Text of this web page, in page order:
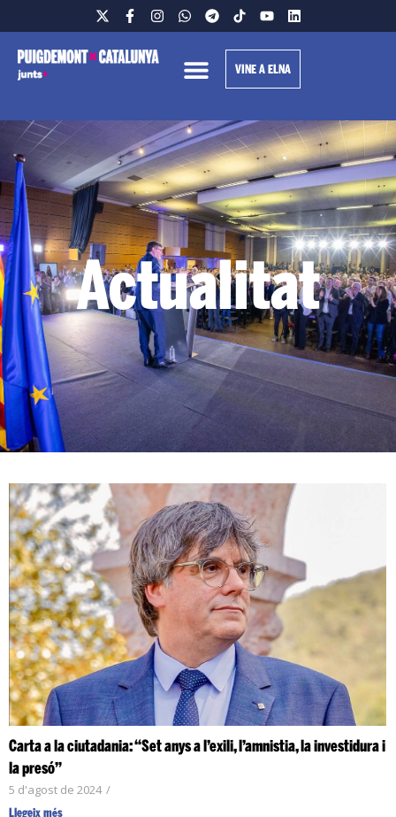
VINE A ELNA
Actualitat
Carta a la ciutadania: “Set anys a l’exili, l’amnistia, la investidura i
la presó”
5 d'agost de 2024 /
Llegeix més